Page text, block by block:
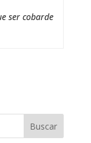
ser cobarde